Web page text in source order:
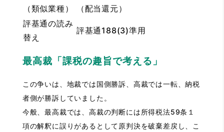
（類似業種）
（配当還元）
評基通の読み
替え
評基通188(3)準用
最高裁「課税の趣旨で考える」
この争いは、地裁では国側勝訴、高裁では一転、納税
者側が勝訴していました。
今般、最高裁では、高裁の判断には所得税法59条１
項の解釈に誤りがあるとして原判決を破棄差戻し、こ